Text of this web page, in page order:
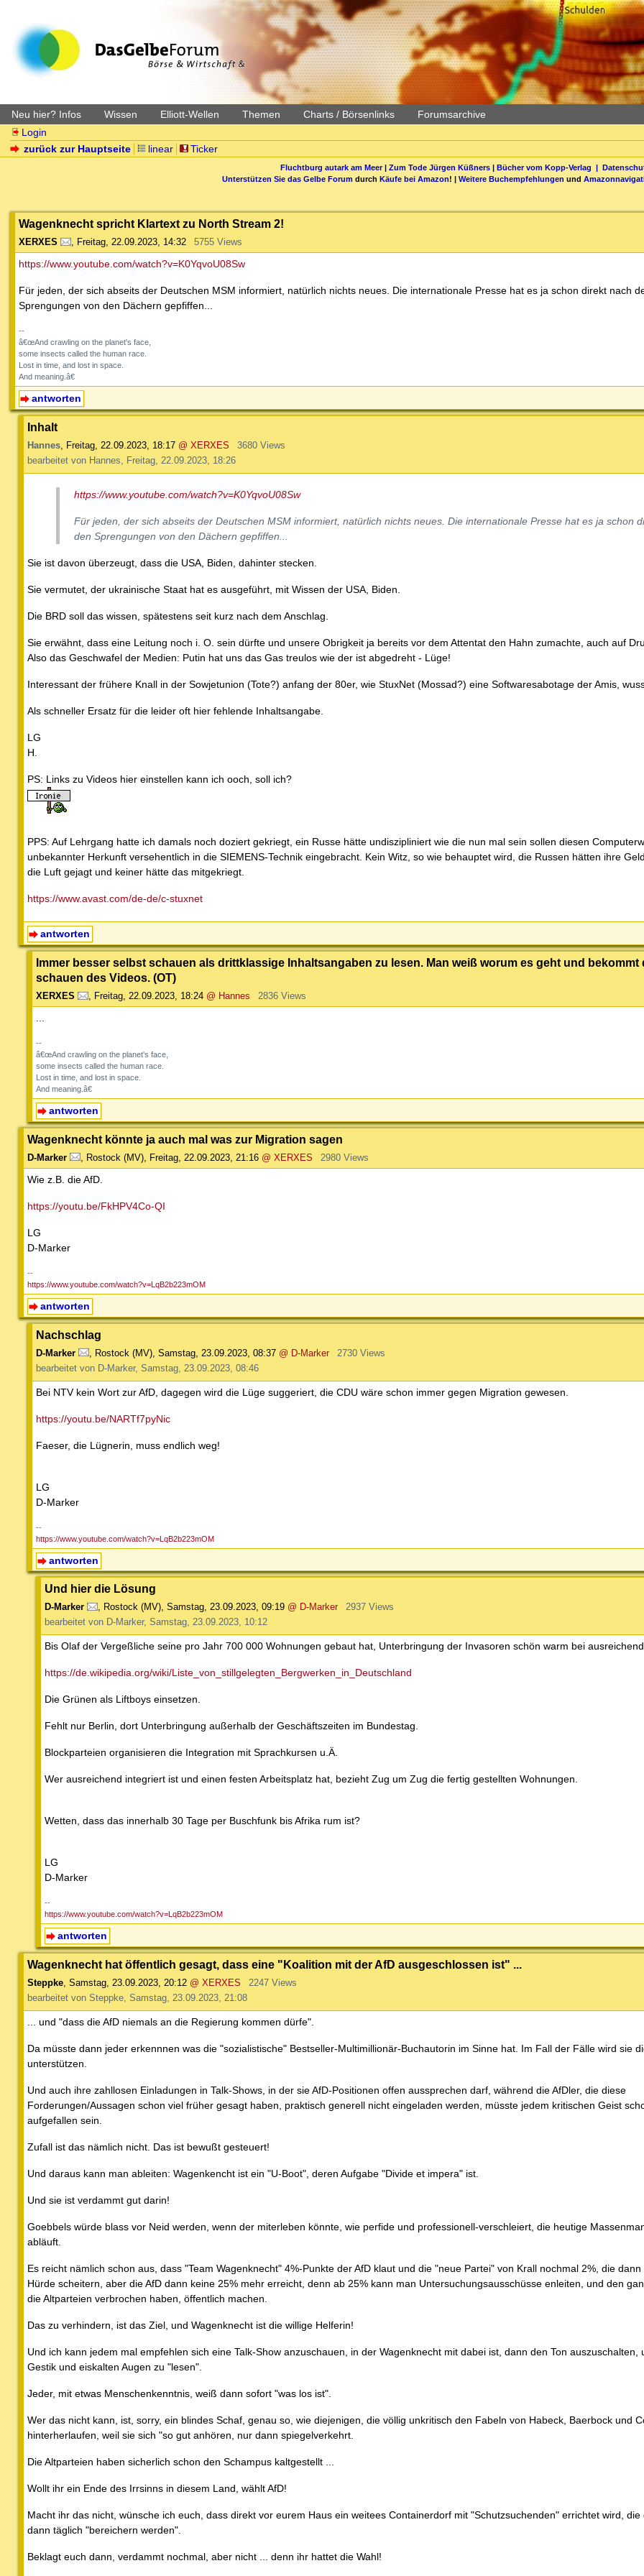
Neu hier? Infos Wissen Elliott-Wellen Themen Charts / Börsenlinks Forumsarchive
Login
zurück zur Hauptseite
linear Ticker
Fluchtburg autark am Meer| Zum Tode Jürgen Küßners| Bücher vom Kopp-Verlag |
Unterstützen Sie das Gelbe Forum durch Käufe bei Amazon! | Weitere Buchempfehlungen und
Wagenknecht spricht Klartext zu North Stream 2!
XERXES , Freitag, 22.09.2023, 14:32 5755 Views
https://www.youtube.com/watch?v=K0YqvoU08Sw
Für jeden, der sich abseits der Deutschen MSM informiert, natürlich nichts neues. Die internationale Presse hat es ja schon direkt nach
Sprengungen von den Dächern gepfiffen...
--
â€œAnd crawling on the planet's face,
some insects called the human race.
Lost in time, and lost in space.
And meaning.â€
antworten
Inhalt
Hannes, Freitag, 22.09.2023, 18:17 @ XERXES
3680 Views
bearbeitet von Hannes, Freitag, 22.09.2023, 18:26
https://www.youtube.com/watch?v=K0YqvoU08Sw
Für jeden, der sich abseits der Deutschen MSM informiert, natürlich nichts neues. Die internationale Presse hat es ja schon
den Sprengungen von den Dächern gepfiffen...
Sie ist davon überzeugt, dass die USA, Biden, dahinter stecken.
Sie vermutet, der ukrainische Staat hat es ausgeführt, mit Wissen der USA, Biden.
Die BRD soll das wissen, spätestens seit kurz nach dem Anschlag.
Sie erwähnt, dass eine Leitung noch i. O. sein dürfte und unsere Obrigkeit ja bereits vor dem Attentat den Hahn zumachte, auch auf
Also das Geschwafel der Medien: Putin hat uns das Gas treulos wie der ist abgedreht - Lüge!
Interessant der frühere Knall in der Sowjetunion (Tote?) anfang der 80er, wie StuxNet (Mossad?) eine Softwaresabotage der Amis,
Als schneller Ersatz für die leider oft hier fehlende Inhaltsangabe.
LG
H.
PS: Links zu Videos hier einstellen kann ich ooch, soll ich?
PPS: Auf Lehrgang hatte ich damals noch doziert gekriegt, ein Russe hätte undiszipliniert wie die nun mal sein sollen diesen
unbekannter Herkunft versehentlich in die SIEMENS-Technik eingebracht. Kein Witz, so wie behauptet wird, die Russen hätten ihre
die Luft gejagt und keiner hätte das mitgekriegt.
https://www.avast.com/de-de/c-stuxnet
antworten
Immer besser selbst schauen als drittklassige Inhaltsangaben zu lesen. Man weiß worum es geht und bekommt
schauen des Videos. (OT)
XERXES , Freitag, 22.09.2023, 18:24 @ Hannes 2836 Views
--
â€œAnd crawling on the planet's face,
some insects called the human race.
Lost in time, and lost in space.
And meaning.â€
antworten
Wagenknecht könnte ja auch mal was zur Migration sagen
D-Marker Rostock (MV) Freitag, 22.09.2023, 21:16 @ XERXES 2980 Views
Wie z.B. die AfD.
https://youtu.be/FkHPV4Co-QI
LG
D-Marker
--
https://www.youtube.com/watch?v=LqB2b223mOM
antworten
Nachschlag
D-Marker Rostock (MV) Samstag, 23.09.2023, 08:37 @ D-Marker
2730 Views
bearbeitet von D-Marker, Samstag, 23.09.2023, 08:46
Bei NTV kein Wort zur AfD, dagegen wird die Lüge suggeriert, die CDU wäre schon immer gegen Migration gewesen.
https://youtu.be/NARTf7pyNic
Faeser, die Lügnerin, muss endlich weg!
LG
D-Marker
--
https://www.youtube.com/watch?v=LqB2b223mOM
antworten
Und hier die Lösung
D-Marker , Rostock (MV), Samstag, 23.09.2023, 09:19 @ D-Marker
2937 Views
bearbeitet von D-Marker, Samstag, 23.09.2023, 10:12
Bis Olaf der Vergeßliche seine pro Jahr 700 000 Wohnungen gebaut hat, Unterbringung der Invasoren schön warm bei
https://de.wikipedia.org/wiki/Liste_von_stillgelegten_Bergwerken_in_Deutschland
Die Grünen als Liftboys einsetzen.
Fehlt nur Berlin, dort Unterbringung außerhalb der Geschäftszeiten im Bundestag.
Blockparteien organisieren die Integration mit Sprachkursen u.Ä.
Wer ausreichend integriert ist und einen festen Arbeitsplatz hat, bezieht Zug um Zug die fertig gestellten Wohnungen.
Wetten, dass das innerhalb 30 Tage per Buschfunk bis Afrika rum ist?
LG
D-Marker
--
https://www.youtube.com/watch?v=LqB2b223mOM
antworten
Wagenknecht hat öffentlich gesagt, dass eine "Koalition mit der AfD ausgeschlossen ist" ...
Steppke, Samstag, 23.09.2023, 20:12 @ XERXES
2247 Views
bearbeitet von Steppke, Samstag, 23.09.2023, 21:08
... und "dass die AfD niemals an die Regierung kommen dürfe".
Da müsste dann jeder erkennnen was die "sozialistische" Bestseller-Multimillionär-Buchautorin im Sinne hat. Im Fall der Fälle wird sie
unterstützen.
Und auch ihre zahllosen Einladungen in Talk-Shows, in der sie AfD-Positionen offen aussprechen darf, während die AfDler, die diese
Forderungen/Aussagen schon viel früher gesagt haben, praktisch generell nicht eingeladen werden, müsste jedem kritischen Geist
aufgefallen sein.
Zufall ist das nämlich nicht. Das ist bewußt gesteuert!
Und daraus kann man ableiten: Wagenkencht ist ein "U-Boot", deren Aufgabe "Divide et impera" ist.
Und sie ist verdammt gut darin!
Goebbels würde blass vor Neid werden, wenn der miterleben könnte, wie perfide und professionell-verschleiert, die heutige
abläuft.
Es reicht nämlich schon aus, dass "Team Wagenknecht" 4%-Punkte der AfD klaut und die "neue Partei" von Krall nochmal 2%, die
Hürde scheitern, aber die AfD dann keine 25% mehr erreicht, denn ab 25% kann man Untersuchungsausschüsse enleiten, und den
die Altparteien verbrochen haben, öffentlich machen.
Das zu verhindern, ist das Ziel, und Wagenknecht ist die willige Helferin!
Und ich kann jedem mal empfehlen sich eine Talk-Show anzuschauen, in der Wagenknecht mit dabei ist, dann den Ton auszuschalten,
Gestik und eiskalten Augen zu "lesen".
Jeder, mit etwas Menschenkenntnis, weiß dann sofort "was los ist".
Wer das nicht kann, ist, sorry, ein blindes Schaf, genau so, wie diejenigen, die völlig unkritisch den Fabeln von Habeck, Baerbock und
hinterherlaufen, weil sie sich "so gut anhören, nur dann spiegelverkehrt.
Die Altparteien haben sicherlich schon den Schampus kaltgestellt ...
Wollt ihr ein Ende des Irrsinns in diesem Land, wählt AfD!
Macht ihr das nicht, wünsche ich euch, dass direkt vor eurem Haus ein weitees Containerdorf mit "Schutzsuchenden" errichtet wird, die
dann täglich "bereichern werden".
Beklagt euch dann, verdammt nochmal, aber nicht ... denn ihr hattet die Wahl!